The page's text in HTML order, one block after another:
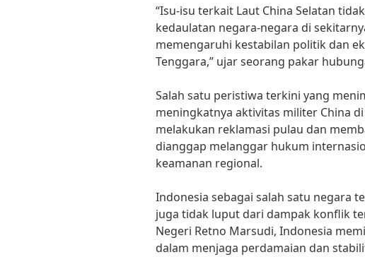
“Isu-isu terkait Laut China Selatan
kedaulatan negara-negara di
memengaruhi kestabilan politik dan
Tenggara,” ujar seorang pakar
Salah satu peristiwa terkini yang
meningkatnya aktivitas militer China
melakukan reklamasi pulau dan
dianggap melanggar hukum
keamanan regional.
Indonesia sebagai salah satu negara
juga tidak luput dari dampak konflik
Negeri Retno Marsudi, Indonesia
dalam menjaga perdamaian dan